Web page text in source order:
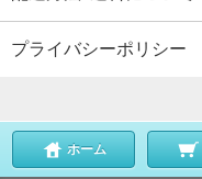
プライバシーポリシー
ホーム